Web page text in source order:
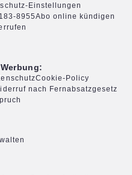
Einstellungen
8955Abo online kündigen
Cookie-Policy
nach Fernabsatzgesetz